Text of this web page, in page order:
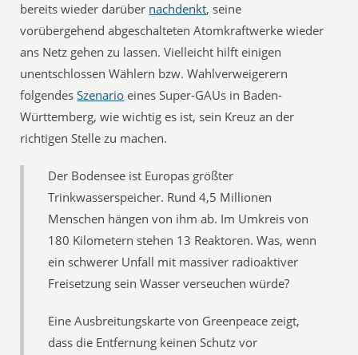
bereits wieder darüber nachdenkt, seine
vorübergehend abgeschalteten Atomkraftwerke wieder
ans Netz gehen zu lassen. Vielleicht hilft einigen
unentschlossen Wählern bzw. Wahlverweigerern
folgendesSzenario eines Super-GAUs in Baden-
Württemberg, wie wichtig es ist, sein Kreuz an der
richtigen Stelle zu machen.
Der Bodensee ist Europas größter
Trinkwasserspeicher. Rund 4,5 Millionen
Menschen hängen von ihm ab. Im Umkreis von
180 Kilometern stehen 13 Reaktoren. Was, wenn
ein schwerer Unfall mit massiver radioaktiver
Freisetzung sein Wasser verseuchen würde?
Eine Ausbreitungskarte von Greenpeace zeigt,
dass die Entfernung keinen Schutz vor